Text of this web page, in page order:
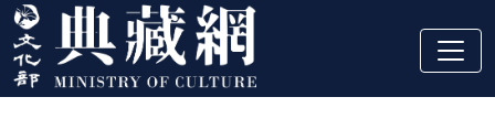
跳到主要內容
:::